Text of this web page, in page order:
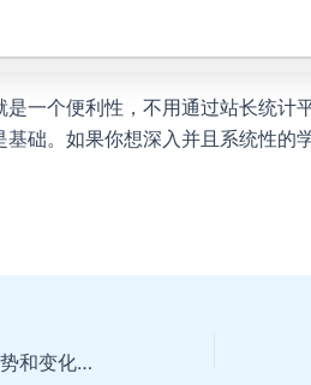
一个便利性，不用通过站长统计
础。如果你想深入并且系统性的
APP拉新项目还可以做吗（浅谈趋势和变化）